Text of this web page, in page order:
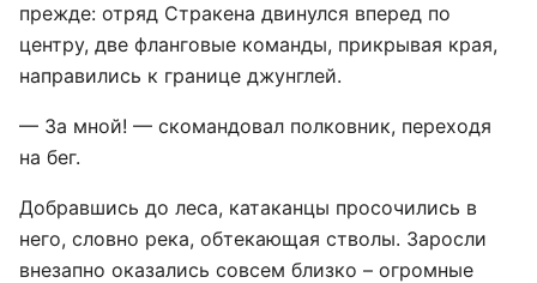
прежде: отряд Стракена двинулся вперед по
центру, две фланговые команды, прикрывая края,
направились к границе джунглей.
— За мной! — скомандовал полковник, переходя
на бег.
Добравшись до леса, катаканцы просочились в
него, словно река, обтекающая стволы. Заросли
внезапно оказались совсем близко – огромные